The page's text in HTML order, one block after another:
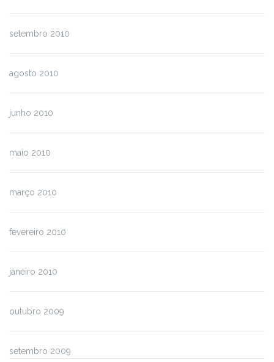
setembro 2010
agosto 2010
junho 2010
maio 2010
março 2010
fevereiro 2010
janeiro 2010
outubro 2009
setembro 2009